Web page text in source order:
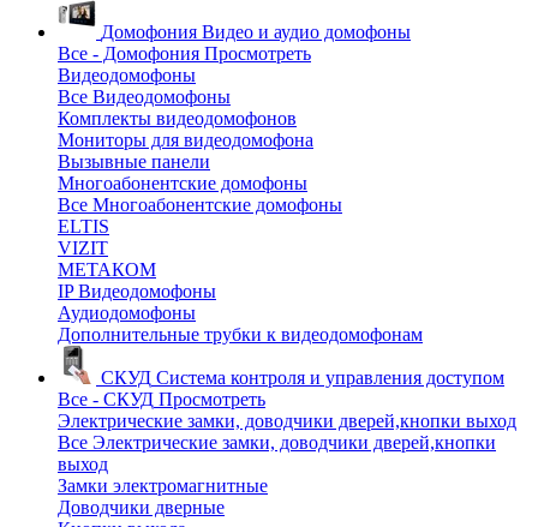
Домофония Видео и аудио домофоны
Все - Домофония Просмотреть
Видеодомофоны
Все Видеодомофоны
Комплекты видеодомофонов
Мониторы для видеодомофона
Вызывные панели
Многоабонентские домофоны
Все Многоабонентские домофоны
ELTIS
VIZIT
МЕТАКОМ
IP Видеодомофоны
Аудиодомофоны
Дополнительные трубки к видеодомофонам
СКУД Система контроля и управления доступом
Все - СКУД Просмотреть
Электрические замки, доводчики дверей,кнопки выход
Все Электрические замки, доводчики дверей,кнопки
выход
Замки электромагнитные
Доводчики дверные